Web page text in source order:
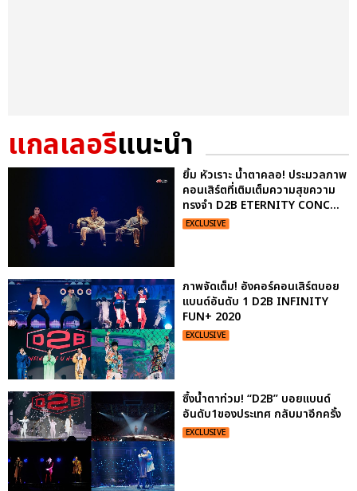
แกลเลอรีแนะนำ
ยิ้ม หัวเราะ น้ำตาคลอ! ประมวลภาพ
คอนเสิร์ตที่เติมเต็มความสุขความ
ทรงจำ D2B ETERNITY CONC...
EXCLUSIVE
ภาพจัดเต็ม! อังคอร์คอนเสิร์ตบอย
แบนด์อันดับ 1 D2B INFINITY
FUN+ 2020
EXCLUSIVE
ซึ้งน้ำตาท่วม! “D2B” บอยแบนด์
อันดับ1ของประเทศ กลับมาอีกครั้ง
EXCLUSIVE